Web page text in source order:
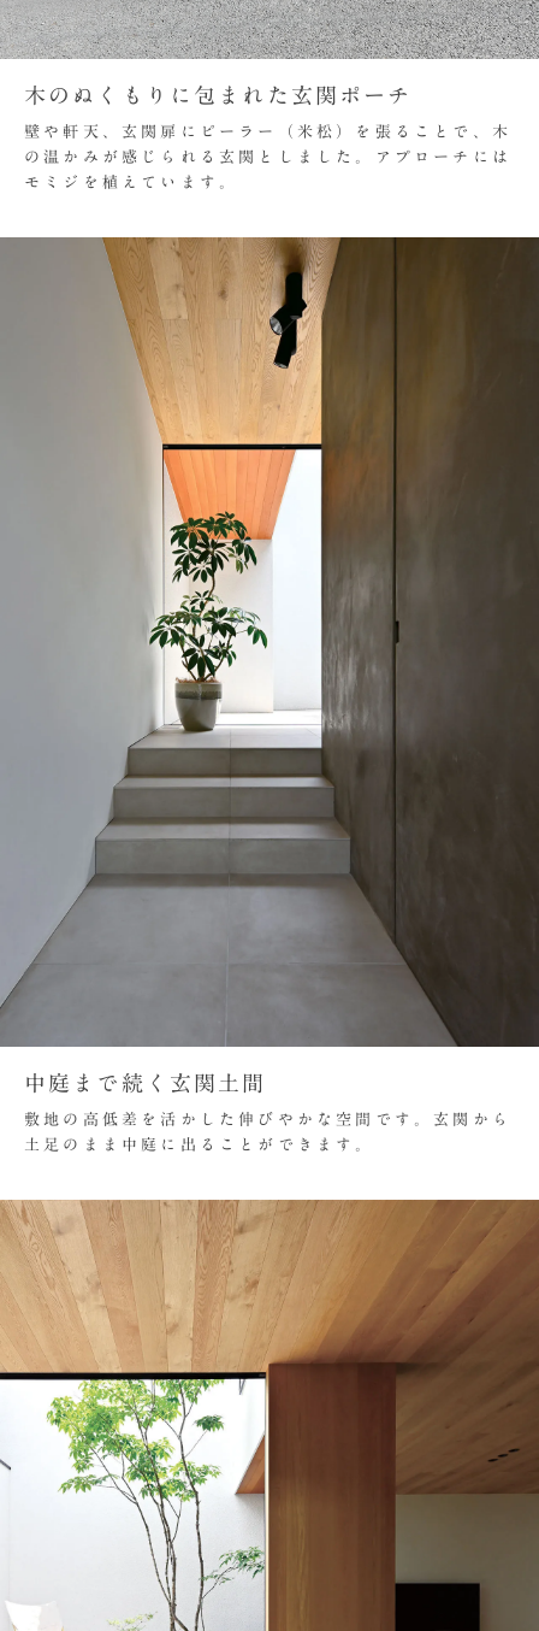
木のぬくもりに包まれた玄関ポーチ
壁や軒天、玄関扉にピーラー（米松）を張ることで、木
の温かみが感じられる玄関としました。アプローチには
モミジを植えています。
中庭まで続く玄関土間
敷地の高低差を活かした伸びやかな空間です。玄関から
土足のまま中庭に出ることができます。